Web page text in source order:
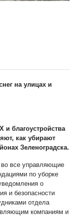
на улицах и
и благоустройства
как убирают
Зеленоградска.
во все управляющие
по уборке
о
и безопасности
отдела
компаниям и